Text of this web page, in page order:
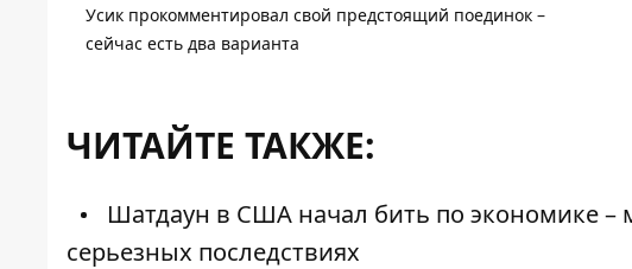
Усик прокомментировал свой предстоящий поединок –
сейчас есть два варианта
ЧИТАЙТЕ ТАКЖЕ:
Шатдаун в США начал бить по экономике –
серьезных последствиях